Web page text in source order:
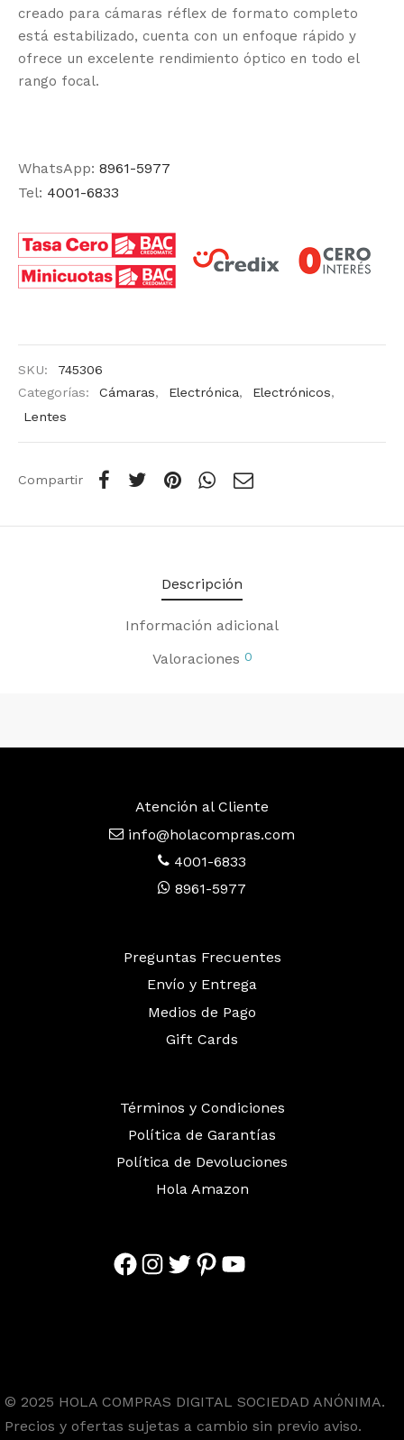
creado para cámaras réflex de formato completo
está estabilizado, cuenta con un enfoque rápido y
ofrece un excelente rendimiento óptico en todo el
rango focal.
WhatsApp: 8961-5977
Tel: 4001-6833
SKU:
745306
Categorías:
Cámaras, Electrónica, Electrónicos,
Lentes
Compartir
Descripción
Información adicional
Valoraciones 0
Atención al Cliente
info@holacompras.com
4001-6833
8961-5977
Preguntas Frecuentes
Envío y Entrega
Medios de Pago
Gift Cards
Términos y Condiciones
Política de Garantías
Política de Devoluciones
Hola Amazon
Facebook
Instagram
Twitter
Pinterest
© 2025 HOLA COMPRAS DIGITAL SOCIEDAD ANÓNIMA.
Precios y ofertas sujetas a cambio sin previo aviso.